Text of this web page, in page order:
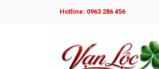
Hotline: 0963 286 456